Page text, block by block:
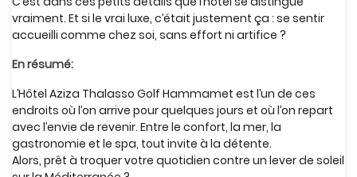
vraiment. Et si le vrai luxe, c’était justement ça : se sentir
accueilli comme chez soi, sans effort ni artifice ?
En résumé:
L’Hôtel Aziza Thalasso Golf Hammamet est l’un de ces
endroits où l’on arrive pour quelques jours et où l’on repart
avec l’envie de revenir. Entre le confort, la mer, la
gastronomie et le spa, tout invite à la détente.
Alors, prêt à troquer votre quotidien contre un lever de soleil